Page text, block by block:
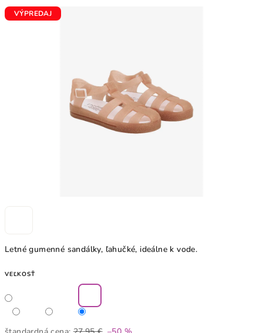
Letné gumenné sandálky, ľahučké, ideálne k vode.
VEĽKOSŤ
produktu
VÝPREDAJ